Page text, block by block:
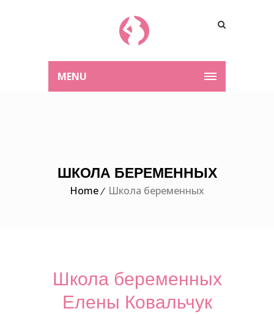
MENU
ШКОЛА БЕРЕМЕННЫХ
Home Школа беременных
Школа беременных
Елены Ковальчук